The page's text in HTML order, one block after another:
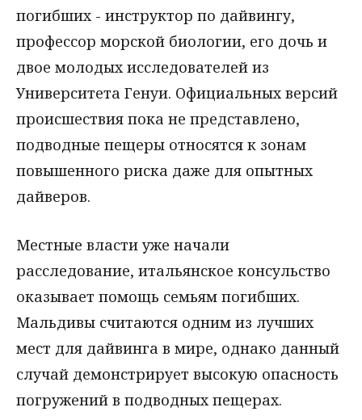
погибших - инструктор по дайвингу,
профессор морской биологии, его дочь и
двое молодых исследователей из
Университета Генуи. Официальных версий
происшествия пока не представлено,
подводные пещеры относятся к зонам
повышенного риска даже для опытных
дайверов.
Местные власти уже начали
расследование, итальянское консульство
оказывает помощь семьям погибших.
Мальдивы считаются одним из лучших
мест для дайвинга в мире, однако данный
случай демонстрирует высокую опасность
погружений в подводных пещерах.